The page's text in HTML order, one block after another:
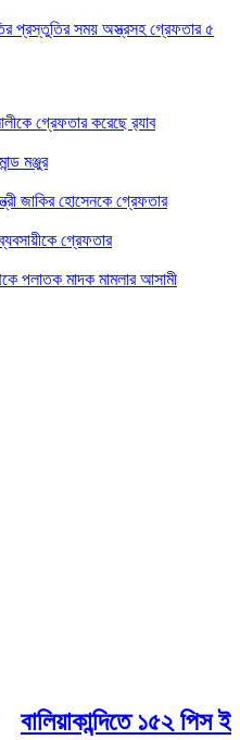
প্রস্তুতির সময় অস্ত্রসহ গ্রেফতার ৫
গ্রেফতার করেছে র‍্যাব
মঞ্জুর
জাকির হোসেনকে গ্রেফতার
গ্রেফতার
পলাতক মাদক মামলার আসামী
বালিয়াকান্দিতে ১৫২ পিস